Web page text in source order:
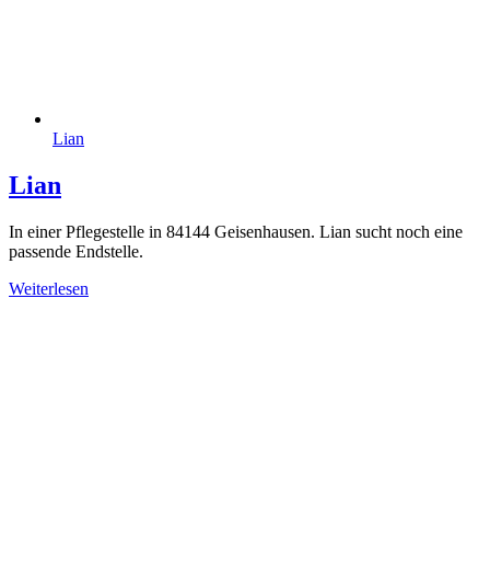
Lian
Lian
In einer Pflegestelle in 84144 Geisenhausen. Lian sucht noch eine
passende Endstelle.
Weiterlesen